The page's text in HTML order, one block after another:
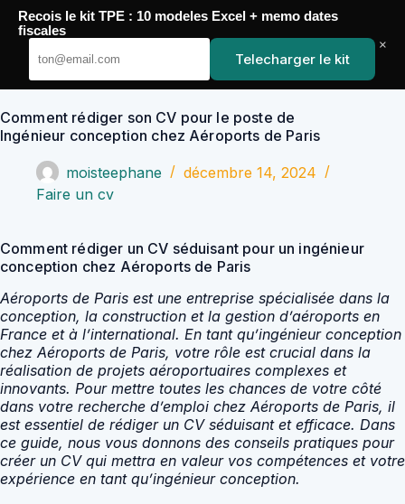
Passer
contenu
YoupiJobs
Comment rédiger son CV pour le poste de
Ingénieur conception chez Aéroports de Paris
moisteephane
décembre 14, 2024
Faire un cv
Comment rédiger un CV séduisant pour un ingénieur
conception chez Aéroports de Paris
Aéroports de Paris est une entreprise spécialisée dans la
conception, la construction et la gestion d’aéroports en
France et à l’international. En tant qu’ingénieur conception
chez Aéroports de Paris, votre rôle est crucial dans la
réalisation de projets aéroportuaires complexes et
innovants. Pour mettre toutes les chances de votre côté
dans votre recherche d’emploi chez Aéroports de Paris, il
est essentiel de rédiger un CV séduisant et efficace. Dans
ce guide, nous vous donnons des conseils pratiques pour
créer un CV qui mettra en valeur vos compétences et votre
expérience en tant qu’ingénieur conception.
Recois le kit TPE : 10 modeles Excel + memo dates
fiscales
Telecharger le kit
×